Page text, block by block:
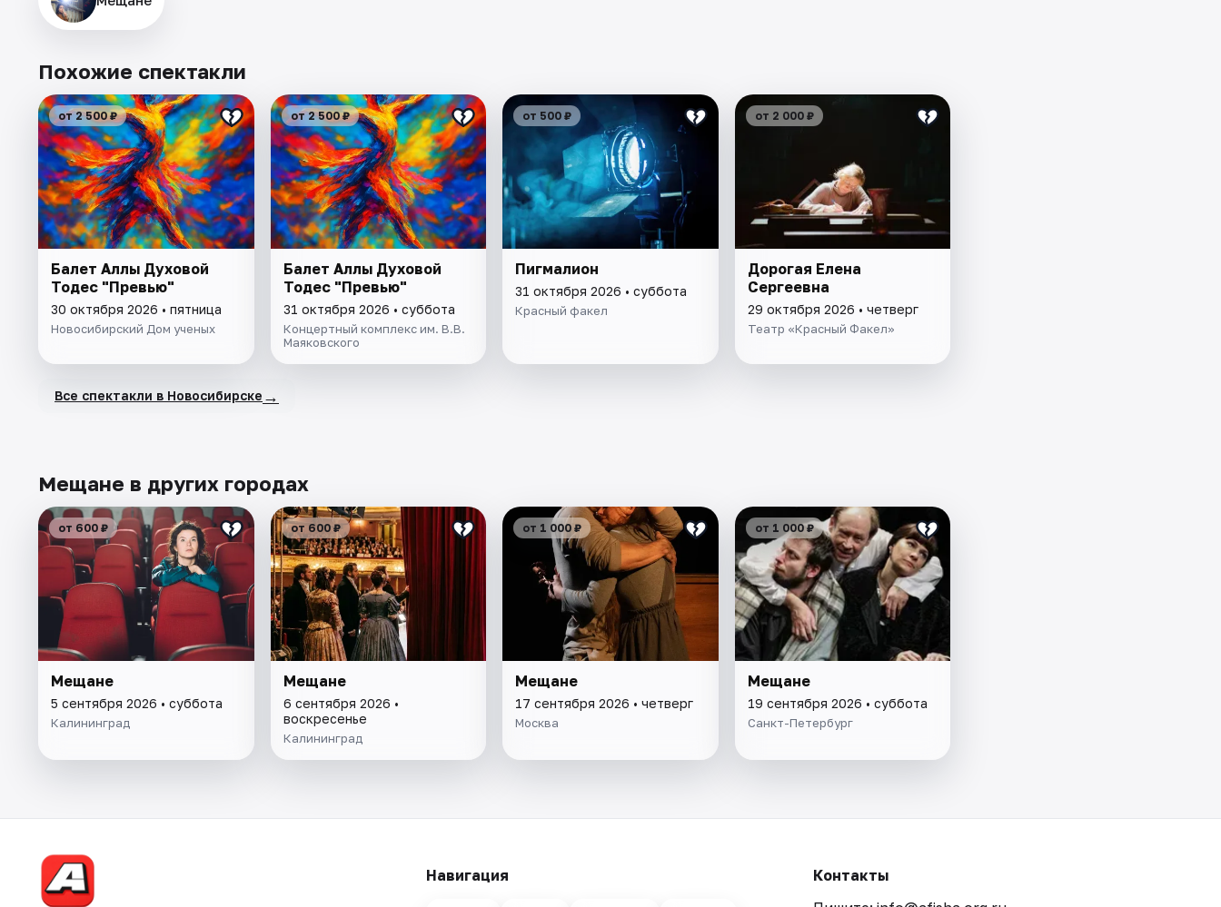
Похожие спектакли
от 2 500 ₽
Балет Аллы Духовой
Тодес "Превью"
30 октября 2026 • пятница
Новосибирский Дом ученых
от 2 500 ₽
Балет Аллы Духовой
Тодес "Превью"
31 октября 2026 • суббота
Концертный комплекс им. В.В.
Маяковского
от 500 ₽
Пигмалион
31 октября 2026 • суббота
Красный факел
от 2 000 ₽
Дорогая Елена
Сергеевна
29 октября 2026 • четверг
Театр «Красный Факел»
Все спектакли в Новосибирске →
Мещане в других городах
от 600 ₽
Мещане
5 сентября 2026 • суббота
Калининград
от 600 ₽
Мещане
6 сентября 2026 •
воскресенье
Калининград
от 1 000 ₽
Мещане
17 сентября 2026 • четверг
Москва
от 1 000 ₽
Мещане
19 сентября 2026 • суббота
Санкт-Петербург
Навигация
Контакты